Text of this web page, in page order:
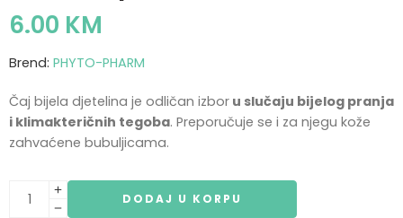
6.00 KM
Brend: PHYTO-PHARM
Čaj bijela djetelina je odličan izbor u slučaju bijelog pranja
i klimakteričnih tegoba. Preporučuje se i za njegu kože
zahvaćene bubuljicama.
DODAJ U KORPU